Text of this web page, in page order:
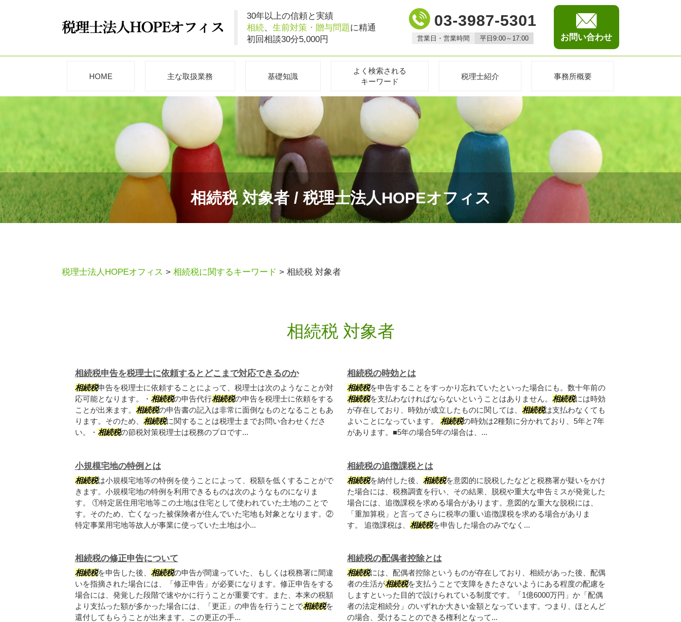
相続税 対象者 / 税理士法人HOPEオフィス
30年以上の信頼と実績
相続、 生前対策・贈与問題に精通
初回相談30分5,000円
03-3987-5301
営業日・営業時間 平日9:00～17:00 お問い合わせ
HOME 主な取扱業務 基礎知識
よく検索される
キーワード
税理士紹介 事務所概要
税理士法人HOPEオフィス > 相続税に関するキーワード > 相続税 対象者
相続税 対象者
相続税申告を税理士に依頼するとどこまで対応できるのか
相続税申告を税理士に依頼することによって、税理士は次のようなことが対
応可能となります。・ 相続税の申告代行相続税の申告を税理士に依頼をする
ことが出来ます。 相続税の申告書の記入は非常に面倒なものとなることもあ
ります。そのため、 相続税に関することは税理士までお問い合わせくださ
い。・ 相続税の節税対策税理士は税務のプロです...
相続税の時効とは
相続税を申告することをすっかり忘れていたといった場合にも。数十年前の
相続税を支払わなければならないということはありません。 相続税には時効
が存在しており、時効が成立したものに関しては、 相続税は支払わなくても
よいことになっています。 相続税の時効は2種類に分かれており、5年と7年
があります。■5年の場合5年の場合は、...
小規模宅地の特例とは
相続税は小規模宅地等の特例を使うことによって、税額を低くすることがで
きます。小規模宅地の特例を利用できるものは次のようなものになりま
す。 ①特定居住用宅地等この土地は住宅として使われていた土地のことで
す。そのため、亡くなった被保険者が住んでいた宅地も対象となります。②
特定事業用宅地等故人が事業に使っていた土地は小...
相続税の追徴課税とは
相続税を納付した後、 相続税を意図的に脱税したなどと税務署が疑いをかけ
た場合には、税務調査を行い、その結果、脱税や重大な申告ミスが発覚した
場合には、追徴課税を求める場合があります。意図的な重大な脱税には、
「重加算税」と言ってさらに税率の重い追徴課税を求める場合がありま
す。 追徴課税は、 相続税を申告した場合のみでなく...
相続税の修正申告について
相続税を申告した後、 相続税の申告が間違っていた、もしくは税務署に間違
いを指摘された場合には、「修正申告」が必要になります。修正申告をする
場合には、発覚した段階で速やかに行うことが重要です。また、本来の税額
より支払った額が多かった場合には、「更正」の申告を行うことで相続税を
還付してもらうことが出来ます。この更正の手...
相続税の配偶者控除とは
相続税には、配偶者控除というものが存在しており、相続があった後、配偶
者の生活が相続税を支払うことで支障をきたさないようにある程度の配慮を
しますといった目的で設けられている制度です。「1億6000万円」か「配偶
者の法定相続分」のいずれか大きい金額となっています。つまり、ほとんど
の場合、受けることのできる権利となって...